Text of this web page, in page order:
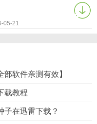
05-21
软件亲测有效】
载教程
子在迅雷下载？